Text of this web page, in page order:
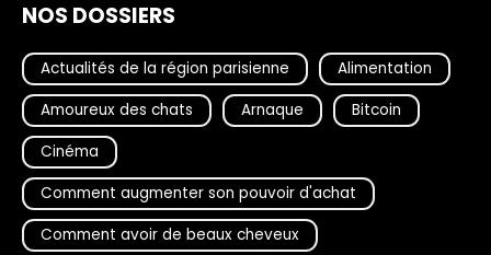
NOS DOSSIERS
Actualités de la région parisienne
Alimentation
Amoureux des chats
Arnaque
Bitcoin
Cinéma
Comment augmenter son pouvoir d'achat
Comment avoir de beaux cheveux